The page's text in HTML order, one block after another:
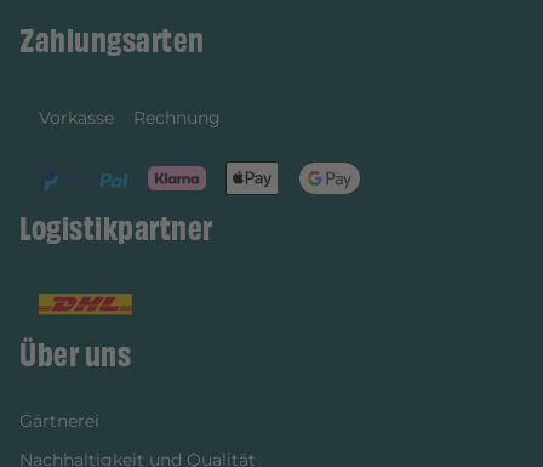
Zahlungsarten
Vorkasse Rechnung
Logistikpartner
Über uns
Gärtnerei
Nachhaltigkeit und Qualität